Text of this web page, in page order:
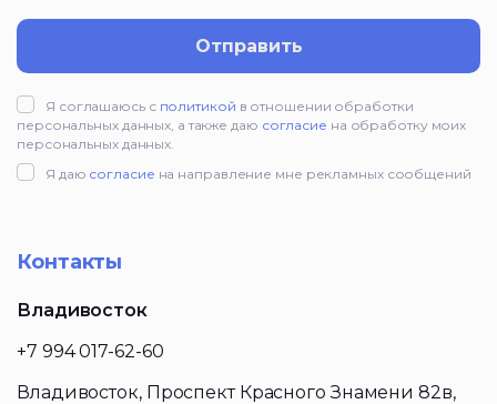
Отправить
Я соглашаюсь с политикой в отношении обработки
персональных данных, а также даю согласие на обработку моих
персональных данных.
Я даю согласие на направление мне рекламных сообщений
Контакты
Владивосток
+7 994 017-62-60
Владивосток, Проспект Красного Знамени 82в,